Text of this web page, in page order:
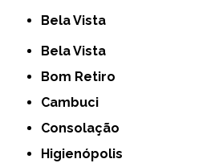
Bela Vista
Bela Vista
Bom Retiro
Cambuci
Consolação
Higienópolis